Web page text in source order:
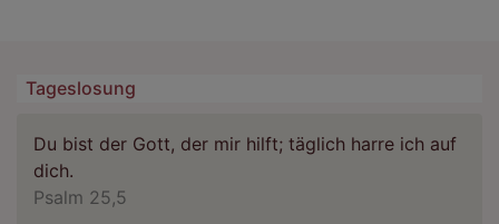
Tageslosung
Du bist der Gott, der mir hilft; täglich harre ich auf
dich.
Psalm 25,5